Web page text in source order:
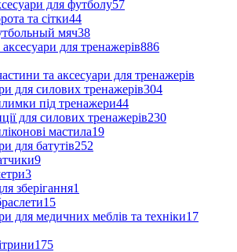
для футболу57
та сітки44
мяч38
для тренажерів886
та аксесуари для тренажерів
для силових тренажерів304
під тренажери44
для силових тренажерів230
мастила19
для батутів252
9
3
зберігання1
15
для медичних меблів та техніки17
175